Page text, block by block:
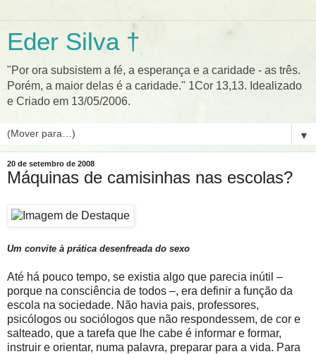
Eder Silva †
"Por ora subsistem a fé, a esperança e a caridade - as três.
Porém, a maior delas é a caridade." 1Cor 13,13. Idealizado
e Criado em 13/05/2006.
▼
20 de setembro de 2008
Máquinas de camisinhas nas escolas?
Um convite à prática desenfreada do sexo
Até há pouco tempo, se existia algo que parecia inútil –
porque na consciência de todos –, era definir a função da
escola na sociedade. Não havia pais, professores,
psicólogos ou sociólogos que não respondessem, de cor e
salteado, que a tarefa que lhe cabe é informar e formar,
instruir e orientar, numa palavra, preparar para a vida. Para